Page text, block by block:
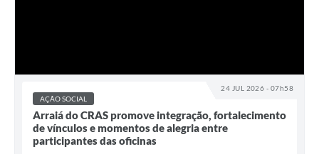
24 JUL 2026 - 07h58
AÇÃO SOCIAL
Arraiá do CRAS promove integração, fortalecimento
de vínculos e momentos de alegria entre
participantes das oficinas